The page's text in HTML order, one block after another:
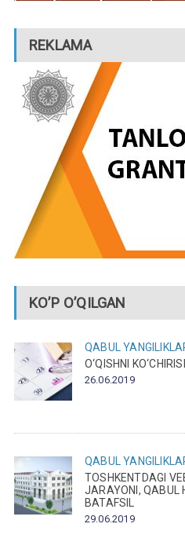
REKLAMA
KO’P O’QILGAN
QABUL
O‘QISHNI
26.06.2019
QABUL
TOSHKENTDAGI
JARAYONI, QABUL
BATAFSIL
29.06.2019